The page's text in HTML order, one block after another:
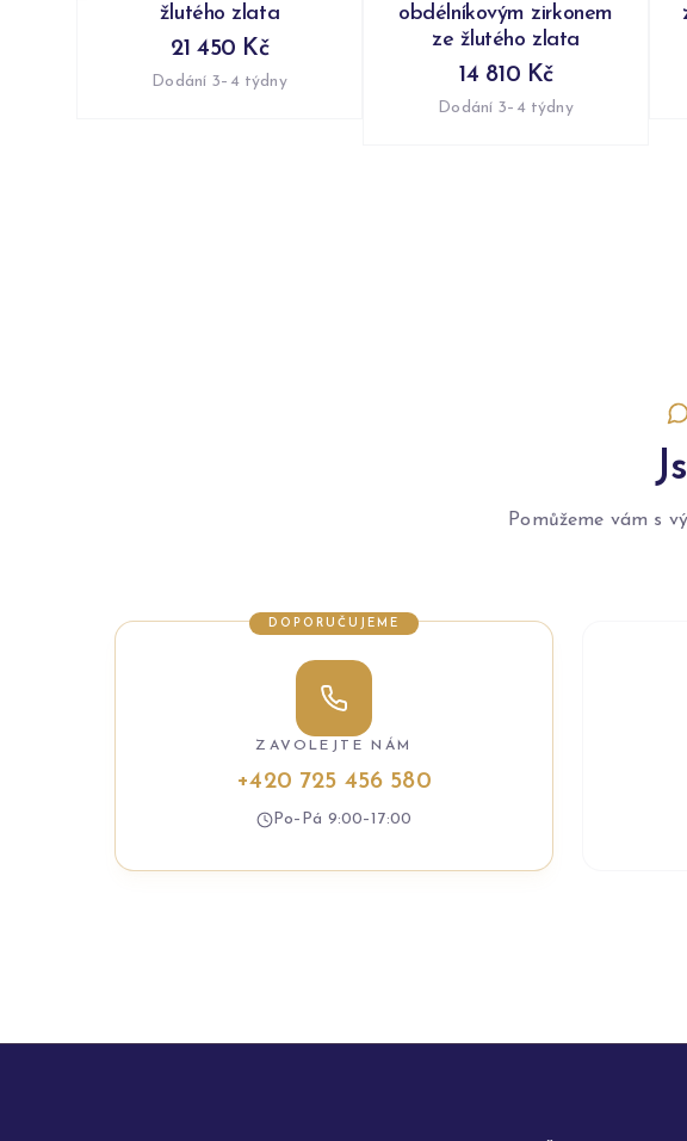
žlutého zlata
21 450 Kč
Dodání 3–4 týdny
obdélníkovým zirkonem
ze žlutého zlata
14 810 Kč
Dodání 3–4 týdny
Pomůžeme vám s
DOPORUČUJEME
ZAVOLEJTE NÁM
+420 725 456 580
Po–Pá 9:00–17:00